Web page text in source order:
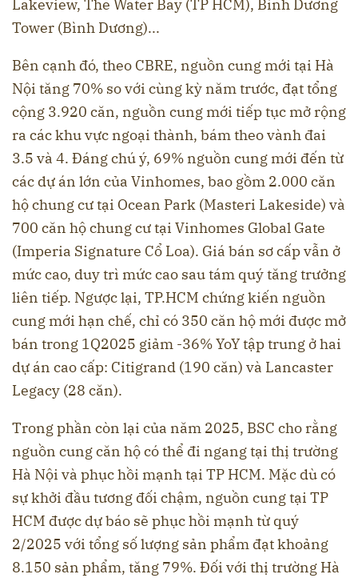
Lakeview, The Water Bay (TP HCM), Bình Dương
Tower (Bình Dương)...
Bên cạnh đó, theo CBRE, nguồn cung mới tại Hà
Nội tăng 70% so với cùng kỳ năm trước, đạt tổng
cộng 3.920 căn, nguồn cung mới tiếp tục mở rộng
ra các khu vực ngoại thành, bám theo vành đai
3.5 và 4. Đáng chú ý, 69% nguồn cung mới đến từ
các dự án lớn của Vinhomes, bao gồm 2.000 căn
hộ chung cư tại Ocean Park (Masteri Lakeside) và
700 căn hộ chung cư tại Vinhomes Global Gate
(Imperia Signature Cổ Loa). Giá bán sơ cấp vẫn ở
mức cao, duy trì mức cao sau tám quý tăng trưởng
liên tiếp. Ngược lại, TP.HCM chứng kiến nguồn
cung mới hạn chế, chỉ có 350 căn hộ mới được mở
bán trong 1Q2025 giảm -36% YoY tập trung ở hai
dự án cao cấp: Citigrand (190 căn) và Lancaster
Legacy (28 căn).
Trong phần còn lại của năm 2025, BSC cho rằng
nguồn cung căn hộ có thể đi ngang tại thị trường
Hà Nội và phục hồi mạnh tại TP HCM. Mặc dù có
sự khởi đầu tương đối chậm, nguồn cung tại TP
HCM được dự báo sẽ phục hồi mạnh từ quý
2/2025 với tổng số lượng sản phẩm đạt khoảng
8.150 sản phẩm, tăng 79%. Đối với thị trường Hà